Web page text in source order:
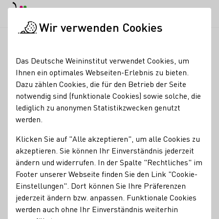
Rebsorten
Auf rund 103.000 Hektarwerden mehr als 100 Rebsorten
angebaut, davon zwei Drittel weiße und ein Drittel rote
Rebsorten. Es gibt Gebiete, in denen fast ausschließlich
Südlich gelegenere Regionen wie Württemberg und Baden
haben eine beachtenswerte Rotweintradition. Zu den
traditionellen Rotweinerzeugern gehören auch die
Ahrwinzer im Norden.
Fakten
> 100
Rebsorten
Wir verwenden Cookies
Das Deutsche Weininstitut verwendet Cookies, um
Ihnen ein optimales Webseiten-Erlebnis zu bieten.
Dazu zählen Cookies, die für den Betrieb der Seite
notwendig sind (funktionale Cookies) sowie solche, die
lediglich zu anonymen Statistikzwecken genutzt
werden.
Klicken Sie auf "Alle akzeptieren", um alle Cookies zu
akzeptieren. Sie können Ihr Einverständnis jederzeit
ändern und widerrufen. In der Spalte "Rechtliches" im
Footer unserer Webseite finden Sie den Link "Cookie-
Einstellungen". Dort können Sie Ihre Präferenzen
jederzeit ändern bzw. anpassen. Funktionale Cookies
werden auch ohne Ihr Einverständnis weiterhin